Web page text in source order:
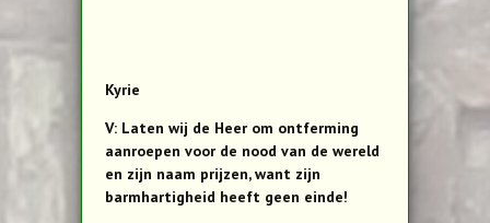
Kyrie
V: Laten wij de Heer om ontferming
aanroepen voor de nood van de wereld
en zijn naam prijzen, want zijn
barmhartigheid heeft geen einde!